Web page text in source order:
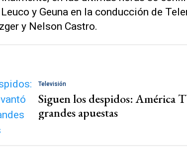
y Geuna en la conducción de
y Nelson Castro.
Televisión
Siguen los despidos: América
grandes apuestas